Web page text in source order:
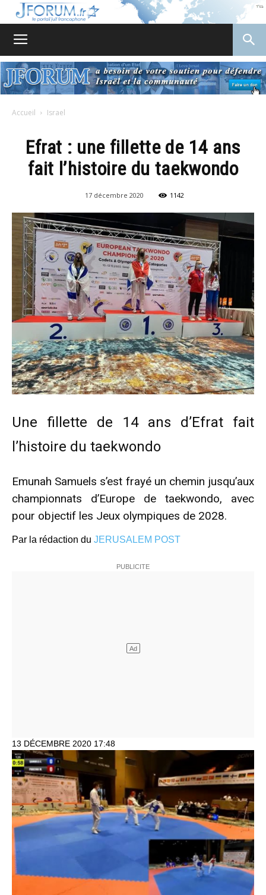
Accueil Israel
Efrat : une fillette de 14 ans
fait l’histoire du taekwondo
17 décembre 2020 1142
Une fillette de 14 ans d’Efrat fait
l’histoire du taekwondo
Emunah Samuels s’est frayé un chemin jusqu’aux
championnats d’Europe de taekwondo, avec
pour objectif les Jeux olympiques de 2028.
Par la rédaction du JERUSALEM POST
13 DÉCEMBRE 2020 17:48